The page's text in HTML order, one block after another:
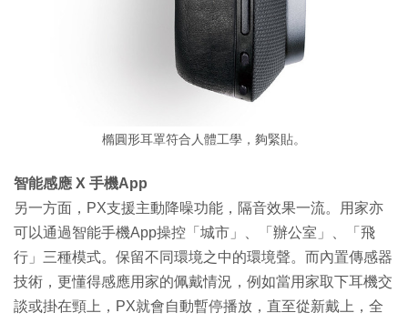
橢圓形耳罩符合人體工學，夠緊貼。
智能感應 X 手機App
另一方面，PX支援主動降噪功能，隔音效果一流。用家亦
可以通過智能手機App操控「城市」、「辦公室」、「飛
行」三種模式。保留不同環境之中的環境聲。而內置傳感器
技術，更懂得感應用家的佩戴情況，例如當用家取下耳機交
談或掛在頸上，PX就會自動暫停播放，直至從新戴上，全